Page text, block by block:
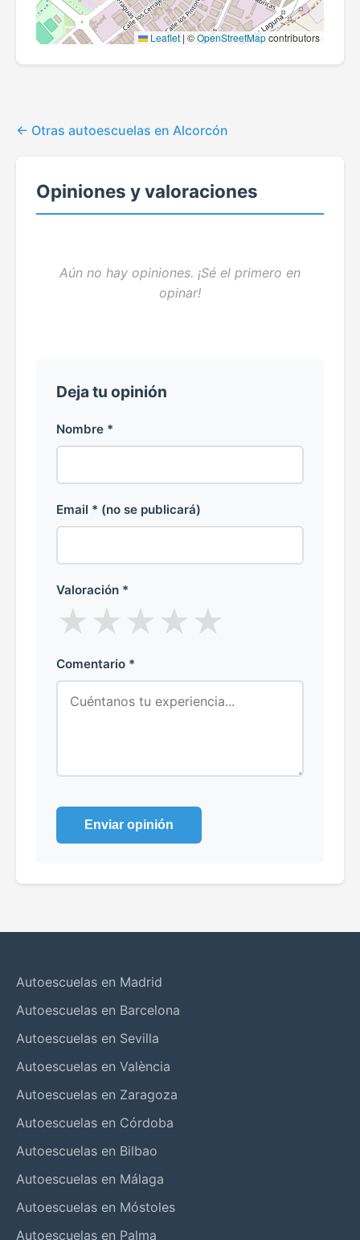
Leaflet | ©OpenStreetMapcontributors
Otras autoescuelas en Alcorcón
Opiniones y valoraciones
Aún no hay opiniones. ¡Sé el primero en
opinar!
Deja tu opinión
Nombre *
Email * (no se publicará)
Valoración *
★
★
★
★
★
Comentario *
Enviar opinión
Autoescuelas en Madrid
Autoescuelas en Barcelona
Autoescuelas en Sevilla
Autoescuelas en València
Autoescuelas en Zaragoza
Autoescuelas en Córdoba
Autoescuelas en Bilbao
Autoescuelas en Málaga
Autoescuelas en Móstoles
Autoescuelas en Palma